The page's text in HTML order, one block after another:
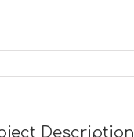
Description